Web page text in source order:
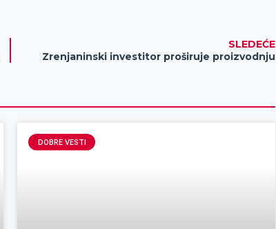
SLEDEĆE
Zrenjaninski investitor proširuje proizvodnju
DOBRE VESTI